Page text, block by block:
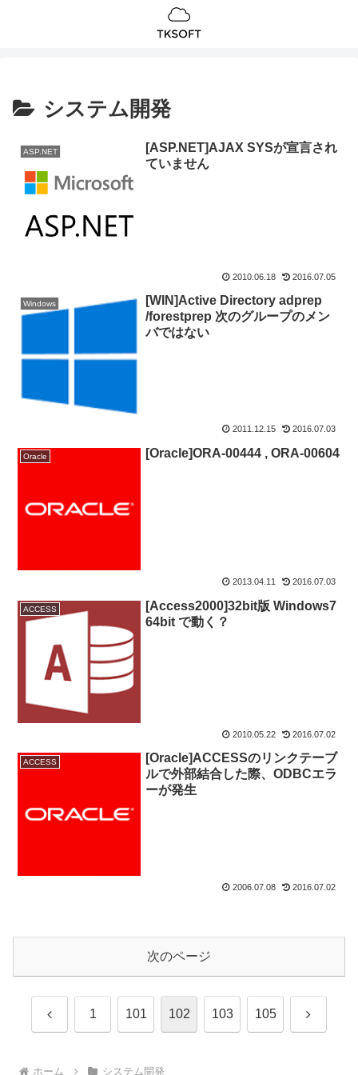
システム開発
ASP.NET
[ASP.NET]AJAX SYSが宣言され
ていません
2010.06.18 2016.07.05
Windows
[WIN]Active Directory adprep
/forestprep 次のグループのメン
バではない
2011.12.15 2016.07.03
Oracle [Oracle]ORA-00444 , ORA-00604
2013.04.11 2016.07.03
ACCESS
[Access2000]32bit版 Windows7
64bit で動く？
2010.05.22 2016.07.02
ACCESS
[Oracle]ACCESSのリンクテーブ
ルで外部結合した際、ODBCエラ
ーが発生
2006.07.08 2016.07.02
次のページ
前 1 101 102 103 105 次
ホーム システム開発